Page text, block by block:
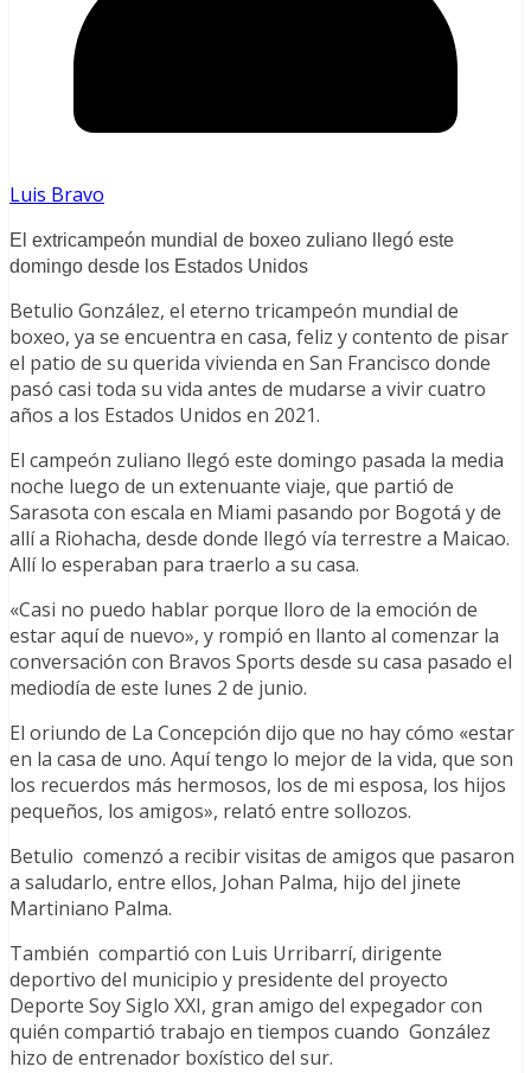
Luis Bravo
El extricampeón mundial de boxeo zuliano llegó este
domingo desde los Estados Unidos
Betulio González, el eterno tricampeón mundial de
boxeo, ya se encuentra en casa, feliz y contento de pisar
el patio de su querida vivienda en San Francisco donde
pasó casi toda su vida antes de mudarse a vivir cuatro
años a los Estados Unidos en 2021.
El campeón zuliano llegó este domingo pasada la media
noche luego de un extenuante viaje, que partió de
Sarasota con escala en Miami pasando por Bogotá y de
allí a Riohacha, desde donde llegó vía terrestre a Maicao.
Allí lo esperaban para traerlo a su casa.
«Casi no puedo hablar porque lloro de la emoción de
estar aquí de nuevo», y rompió en llanto al comenzar la
conversación con Bravos Sports desde su casa pasado el
mediodía de este lunes 2 de junio.
El oriundo de La Concepción dijo que no hay cómo «estar
en la casa de uno. Aquí tengo lo mejor de la vida, que son
los recuerdos más hermosos, los de mi esposa, los hijos
pequeños, los amigos», relató entre sollozos.
Betulio comenzó a recibir visitas de amigos que pasaron
a saludarlo, entre ellos, Johan Palma, hijo del jinete
Martiniano Palma.
También compartió con Luis Urribarrí, dirigente
deportivo del municipio y presidente del proyecto
Deporte Soy Siglo XXI, gran amigo del expegador con
quién compartió trabajo en tiempos cuando González
hizo de entrenador boxístico del sur.